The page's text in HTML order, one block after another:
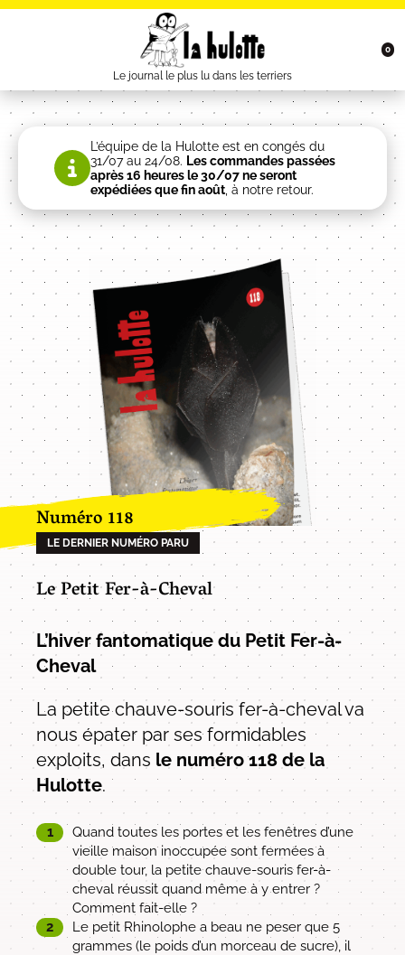
Le journal le plus lu dans les terriers
0
L’équipe de la Hulotte est en congés du
31/07 au 24/08. Les commandes passées
après 16 heures le 30/07 ne seront
expédiées que fin août , à notre retour.
Numéro 118
LE DERNIER NUMÉRO PARU
Le Petit Fer-à-Cheval
L’hiver fantomatique du Petit Fer-à-
Cheval
La petite chauve-souris fer-à-cheval va
nous épater par ses formidables
exploits, dans le numéro 118 de la
Hulotte.
Quand toutes les portes et les fenêtres d’une
vieille maison inoccupée sont fermées à
double tour, la petite chauve-souris fer-à-
cheval réussit quand même à y entrer ?
Comment fait-elle ?
Le petit Rhinolophe a beau ne peser que 5
grammes (le poids d’un morceau de sucre), il